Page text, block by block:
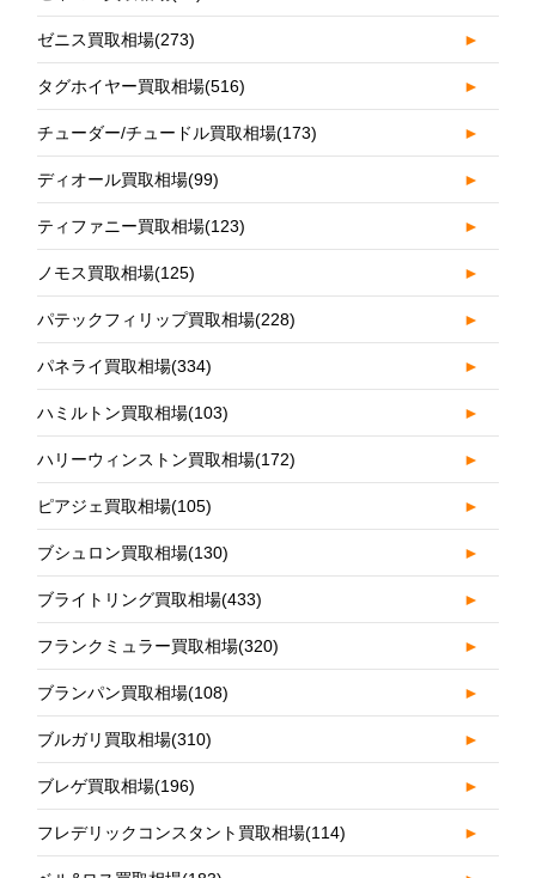
ゼニス買取相場(273) ►
タグホイヤー買取相場(516) ►
チューダー/チュードル買取相場(173) ►
ディオール買取相場(99) ►
ティファニー買取相場(123) ►
ノモス買取相場(125) ►
パテックフィリップ買取相場(228) ►
パネライ買取相場(334) ►
ハミルトン買取相場(103) ►
ハリーウィンストン買取相場(172) ►
ピアジェ買取相場(105) ►
ブシュロン買取相場(130) ►
ブライトリング買取相場(433) ►
フランクミュラー買取相場(320) ►
ブランパン買取相場(108) ►
ブルガリ買取相場(310) ►
ブレゲ買取相場(196) ►
フレデリックコンスタント買取相場(114) ►